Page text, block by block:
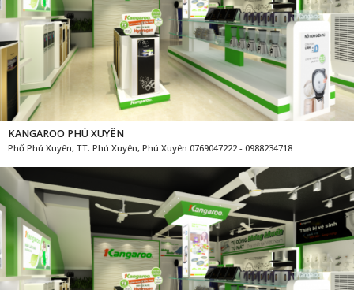
KANGAROO PHÚ XUYÊN
Phố Phú Xuyên, TT. Phú Xuyên, Phú Xuyên 0769047222 - 0988234718